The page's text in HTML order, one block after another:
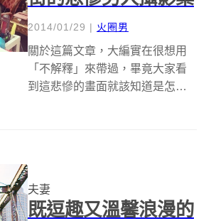
2014/01/29 | 火圈男
關於這篇文章，大編實在很想用
「不解釋」來帶過，畢竟大家看
到這悲慘的畫面就該知道是怎麼
再來向大家說明這系列照片的故
事。(拭淚) ​...
夫妻
既逗趣又溫馨浪漫的